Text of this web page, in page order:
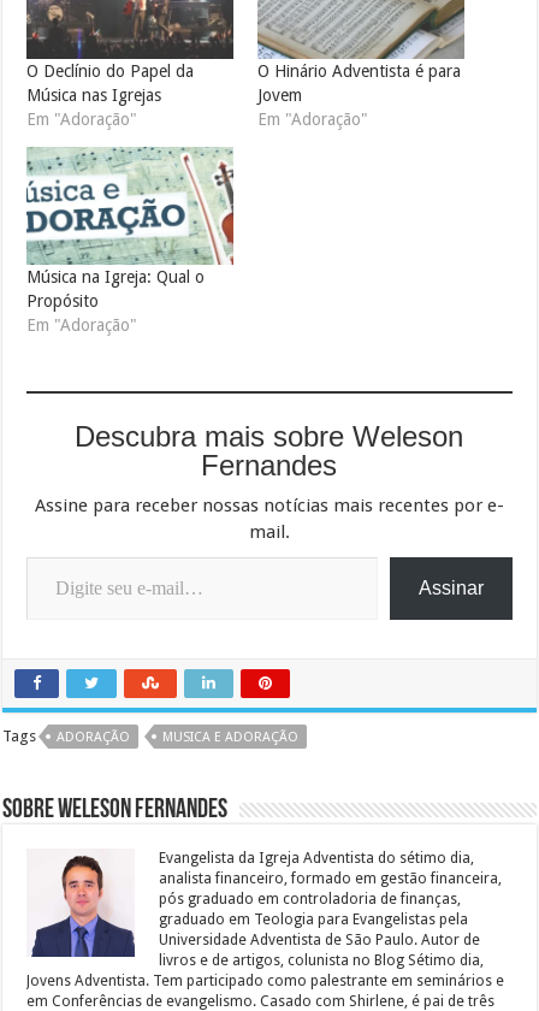
O Declínio do Papel da
Música nas Igrejas
Em "Adoração"
O Hinário Adventista é para
Jovem
Em "Adoração"
Música na Igreja: Qual o
Propósito
Em "Adoração"
Descubra mais sobre Weleson
Fernandes
Assine para receber nossas notícias mais recentes por e-
mail.
Digite seu e-mail…
Assinar
Tags ADORAÇÃO MUSICA E ADORAÇÃO
Sobre Weleson Fernandes
Evangelista da Igreja Adventista do sétimo dia,
analista financeiro, formado em gestão financeira,
pós graduado em controladoria de finanças,
graduado em Teologia para Evangelistas pela
Universidade Adventista de São Paulo. Autor de
livros e de artigos, colunista no Blog Sétimo dia,
Jovens Adventista. Tem participado como palestrante em seminários e
em Conferências de evangelismo. Casado com Shirlene, é pai de três